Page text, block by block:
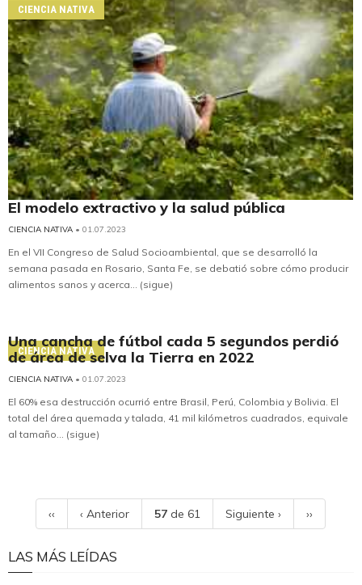
CIENCIA NATIVA
El modelo extractivo y la salud pública
CIENCIA NATIVA • 01.07.2023
En el VII Congreso de Salud Socioambiental, que se desarrolló la
semana pasada en Rosario, Santa Fe, se debatió sobre cómo producir
alimentos sanos y acerca... (sigue)
CIENCIA NATIVA
Una cancha de fútbol cada 5 segundos perdió
de área de selva la Tierra en 2022
CIENCIA NATIVA • 01.07.2023
El 60% esa destrucción ocurrió entre Brasil, Perú, Colombia y Bolivia. El
total del área quemada y talada, 41 mil kilómetros cuadrados, equivale
al tamaño... (sigue)
‹‹ ‹ Anterior 57 de 61 Siguiente › ››
LAS MÁS LEÍDAS